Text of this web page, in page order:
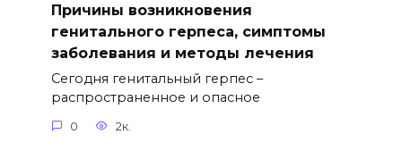
Причины возникновения
генитального герпеса, симптомы
заболевания и методы лечения
Сегодня генитальный герпес –
распространенное и опасное
0 2к.